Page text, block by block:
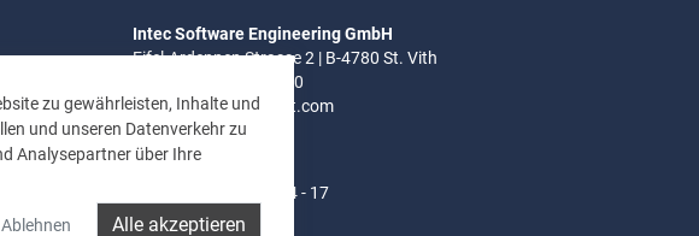
zu gewährleisten, Inhalte und
und unseren Datenverkehr zu
Analysepartner über Ihre
Ablehnen Alle akzeptieren
Intec Software Engineering GmbH
Eifel-Ardennen Strasse 2 | B-4780 St. Vith
Tel.: +32 (0)80 280 080
E-Mail:info@intecsoft.com
Mo - Do: 8 - 12 Uhr | 14 - 17
Uhr